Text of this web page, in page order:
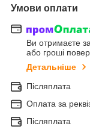
Умови оплати
Ви отримаєте
або гроші
Детальніше
Післяплата
Оплата за
Післяплата